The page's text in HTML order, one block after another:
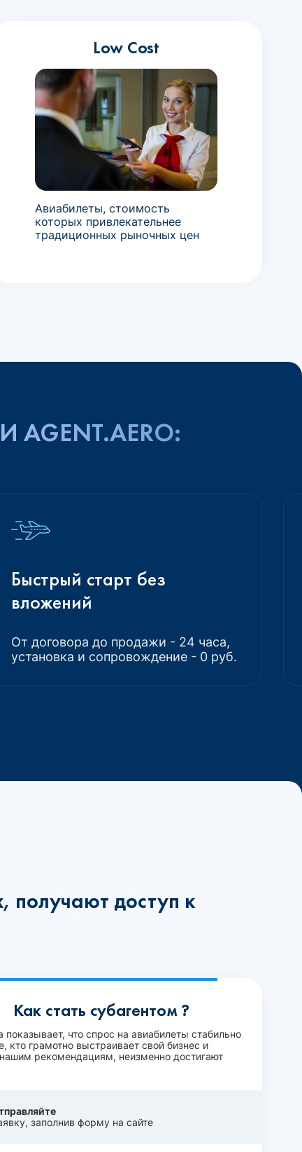
Low Cost
Авиабилеты, стоимость
которых привлекательнее
традиционных рыночных цен
Быстрый старт без
вложений
От договора до продажи - 24 часа,
установка и сопровождение - 0 руб.
получают доступ к
Как стать субагентом ?
показывает, что спрос на авиабилеты стабильно
кто грамотно выстраивает свой бизнес и
рекомендациям, неизменно достигают
заполнив форму на сайте